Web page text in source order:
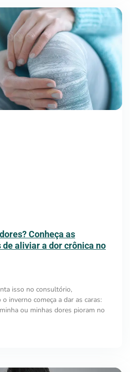
Conheça as
aliviar a dor crônica no
isso no consultório,
inverno começa a dar as caras:
ou minhas dores pioram no